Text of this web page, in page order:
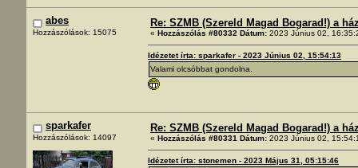
abes
Hozzászólások: 15075
Re: SZMB (Szereld Magad Bogarad!) a
« Hozzászólás #80332 Dátum: 2023 Június 02,
Idézetet írta: sparkafer - 2023 Június 02, 15:54:13
Valami olcsóbbat gondolna.
sparkafer
Hozzászólások: 14097
Re: SZMB (Szereld Magad Bogarad!) a
« Hozzászólás #80331 Dátum: 2023 Június 02,
Idézetet írta: stonemen - 2023 Május 31, 05:15:46